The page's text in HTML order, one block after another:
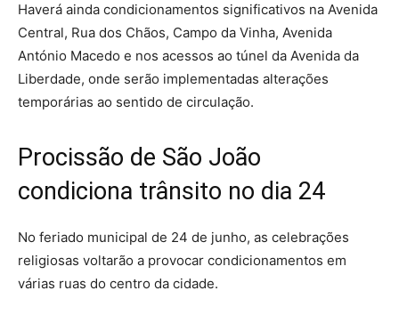
Haverá ainda condicionamentos significativos na Avenida
Central, Rua dos Chãos, Campo da Vinha, Avenida
António Macedo e nos acessos ao túnel da Avenida da
Liberdade, onde serão implementadas alterações
temporárias ao sentido de circulação.
Procissão de São João
condiciona trânsito no dia 24
No feriado municipal de 24 de junho, as celebrações
religiosas voltarão a provocar condicionamentos em
várias ruas do centro da cidade.